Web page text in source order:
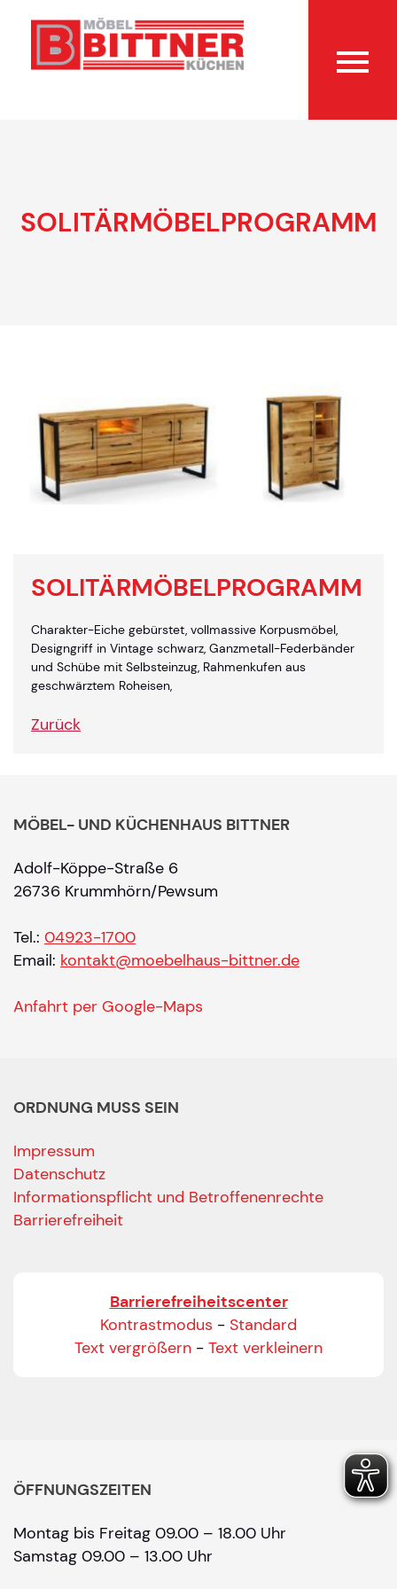
SOLITÄRMÖBELPROGRAMM
SOLITÄRMÖBELPROGRAMM
Charakter-Eiche gebürstet, vollmassive Korpusmöbel,
Designgriff in Vintage schwarz, Ganzmetall-Federbänder
und Schübe mit Selbsteinzug, Rahmenkufen aus
geschwärztem Roheisen,
Zurück
MÖBEL- UND KÜCHENHAUS BITTNER
Adolf-Köppe-Straße 6
26736 Krummhörn/Pewsum
Tel.: 04923-1700
Email: kontakt@moebelhaus-bittner.de
Anfahrt per Google-Maps
ORDNUNG MUSS SEIN
Impressum
Datenschutz
Informationspflicht und Betroffenenrechte
Barrierefreiheit
Barrierefreiheitscenter
Kontrastmodus - Standard
Text vergrößern - Text verkleinern
ÖFFNUNGSZEITEN
Montag bis Freitag 09.00 – 18.00 Uhr
Samstag 09.00 – 13.00 Uhr